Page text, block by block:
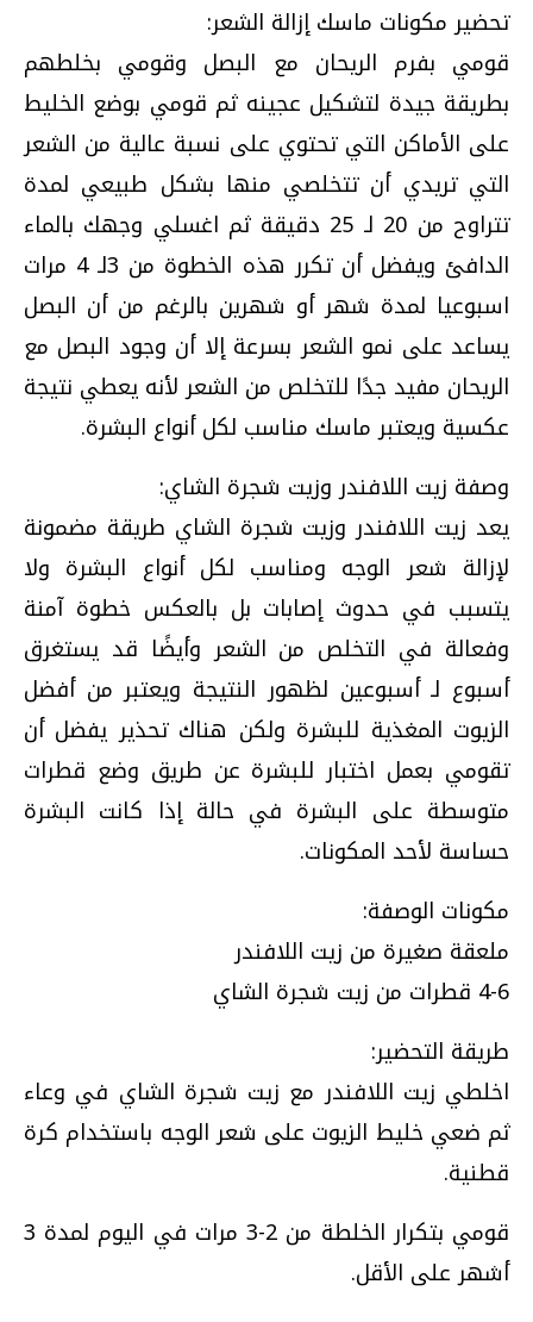
تحضير مكونات ماسك إزالة الشعر:
قومي بفرم الريحان مع البصل وقومي بخلطهم
بطريقة جيدة لتشكيل عجينه ثم قومي بوضع الخليط
على الأماكن التي تحتوي على نسبة عالية من الشعر
التي تريدي أن تتخلصي منها بشكل طبيعي لمدة
تتراوح من 20 لـ 25 دقيقة ثم اغسلي وجهك بالماء
الدافئ ويفضل أن تكرر هذه الخطوة من 3لـ 4 مرات
اسبوعيا لمدة شهر أو شهرين بالرغم من أن البصل
يساعد على نمو الشعر بسرعة إلا أن وجود البصل مع
الريحان مفيد جدًا للتخلص من الشعر لأنه يعطي نتيجة
عكسية ويعتبر ماسك مناسب لكل أنواع البشرة.
وصفة زيت اللافندر وزيت شجرة الشاي:
يعد زيت اللافندر وزيت شجرة الشاي طريقة مضمونة
لإزالة شعر الوجه ومناسب لكل أنواع البشرة ولا
يتسبب في حدوث إصابات بل بالعكس خطوة آمنة
وفعالة في التخلص من الشعر وأيضًا قد يستغرق
أسبوع لـ أسبوعين لظهور النتيجة ويعتبر من أفضل
الزيوت المغذية للبشرة ولكن هناك تحذير يفضل أن
تقومي بعمل اختبار للبشرة عن طريق وضع قطرات
متوسطة على البشرة في حالة إذا كانت البشرة
حساسة لأحد المكونات.
مكونات الوصفة:
ملعقة صغيرة من زيت اللافندر
4-6 قطرات من زيت شجرة الشاي
طريقة التحضير:
اخلطي زيت اللافندر مع زيت شجرة الشاي في وعاء
ثم ضعي خليط الزيوت على شعر الوجه باستخدام كرة
قطنية.
قومي بتكرار الخلطة من 2-3 مرات في اليوم لمدة 3
أشهر على الأقل.